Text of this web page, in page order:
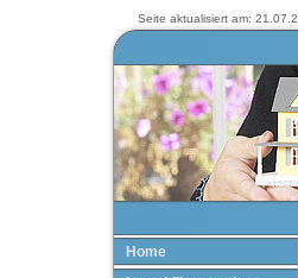
Seite aktualisiert am:
Home